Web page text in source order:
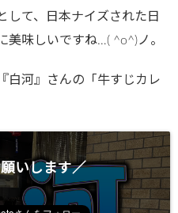
して、日本ナイズされた日
美味しいですね…( ^o^)ノ。
白河』さんの「牛すじカレ
いします／